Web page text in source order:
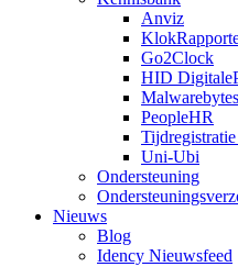
Anviz
Go2Clock
HID
Malwarebytes
PeopleHR
Uni-Ubi
Ondersteuning
Nieuws
Blog
Idency Nieuwsfeed